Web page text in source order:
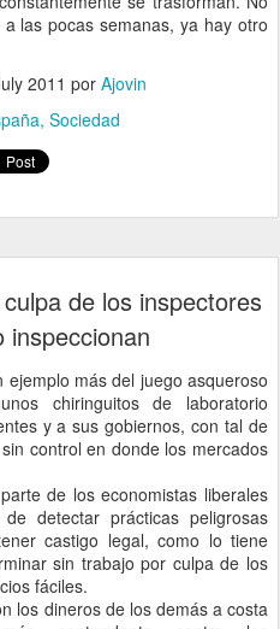
las pocas semanas, ya hay otro
2011 por Ajovin
Sociedad
de los inspectores
inspeccionan
más del juego asqueroso
chiringuitos de laboratorio
y a sus gobiernos, con tal de
control en donde los mercados
de los economistas liberales
detectar prácticas peligrosas
castigo legal, como lo tiene
sin trabajo por culpa de los
fáciles.
los dineros de los demás a costa